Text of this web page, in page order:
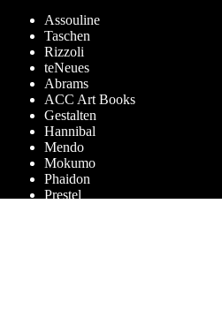
Assouline
Taschen
Rizzoli
teNeues
Abrams
ACC Art Books
Gestalten
Hannibal
Mendo
Mokumo
Phaidon
Prestel